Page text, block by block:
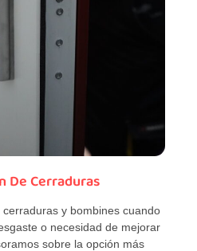
De Cerraduras
y bombines cuando
o necesidad de mejorar
sobre la opción más